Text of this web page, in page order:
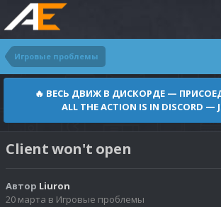
Игровые проблемы
🔥 ВЕСЬ ДВИЖ В ДИСКОРДЕ —
ALL THE ACTION IS IN DISCORD —
Client won't open
Автор Liuron
20 марта в Игровые проблемы